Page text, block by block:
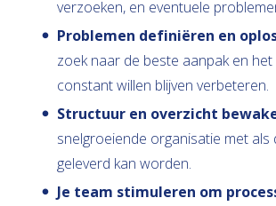
verzoeken, en eventuele
Problemen definiëren en
zoek naar de beste aanpak en
constant willen blijven verbeteren.
Structuur en overzicht
snelgroeiende organisatie met als
geleverd kan worden.
Je team stimuleren om